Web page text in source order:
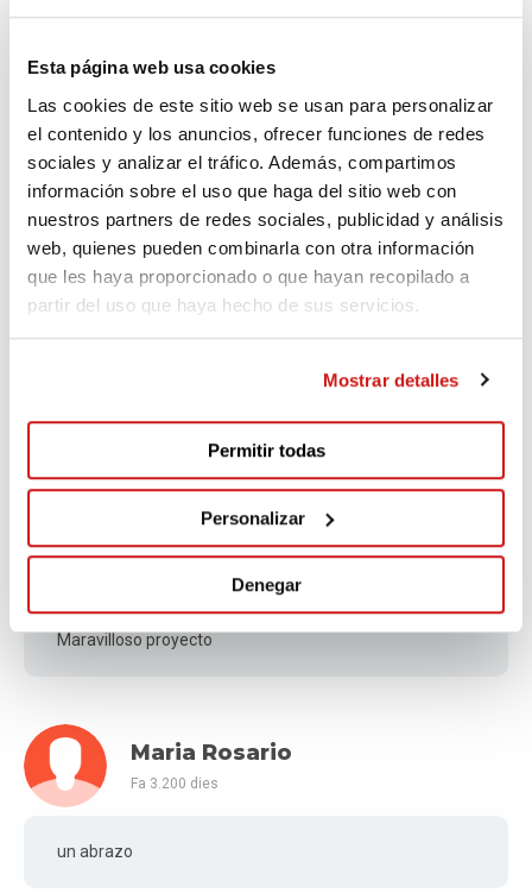
Esta página web usa cookies
Las cookies de este sitio web se usan para personalizar
el contenido y los anuncios, ofrecer funciones de redes
sociales y analizar el tráfico. Además, compartimos
información sobre el uso que haga del sitio web con
nuestros partners de redes sociales, publicidad y análisis
web, quienes pueden combinarla con otra información
que les haya proporcionado o que hayan recopilado a
partir del uso que haya hecho de sus servicios.
Mostrar detalles
Permitir todas
Personalizar
Denegar
Nestor
Fa 3.199 dies
Este tipo de iniciativas me hace poner muy orgulloso de
ser graduado de la EOI.
Excelente iniciativa. Gracias.
Amelia
Maravilloso proyecto
Maria Rosario
Fa 3.200 dies
un abrazo